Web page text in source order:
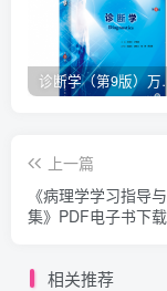
诊断学（第9版）万学红主编_人卫版教材.PDF电子书下载
上一篇
《病理学学习指导
集》PDF电子书下载
相关推荐